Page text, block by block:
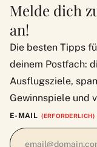
Melde dich
an!
Die besten Tipps
deinem Postfach:
Ausflugsziele,
Gewinnspiele und
E-MAIL (ERFORDERLICH)